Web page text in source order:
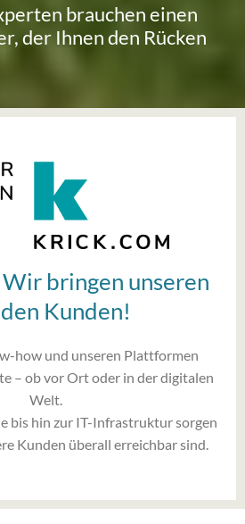
brauchen einen
der Ihnen den Rücken
bringen unseren
Kunden!
how und unseren Plattformen
– ob vor Ort oder in der digitalen
Welt.
bis hin zur IT-Infrastruktur sorgen
Kunden überall erreichbar sind.